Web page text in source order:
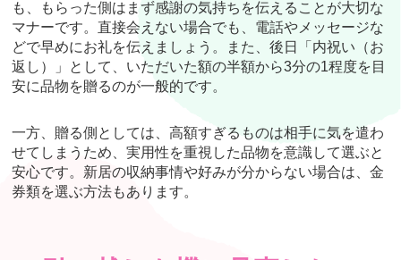
も、もらった側はまず感謝の気持ちを伝えることが大切な
マナーです。直接会えない場合でも、電話やメッセージな
どで早めにお礼を伝えましょう。また、後日「内祝い（お
返し）」として、いただいた額の半額から3分の1程度を目
安に品物を贈るのが一般的です。
一方、贈る側としては、高額すぎるものは相手に気を遣わ
せてしまうため、実用性を重視した品物を意識して選ぶと
安心です。新居の収納事情や好みが分からない場合は、金
券類を選ぶ方法もあります。